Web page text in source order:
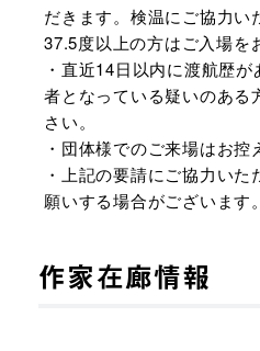
だきます。検温にご協力い
37.5度以上の方はご入場を
・直近14日以内に渡航歴
者となっている疑いのある
さい。
・団体様でのご来場はお控
・上記の要請にご協力い
願いする場合がございます。
作家在廊情報